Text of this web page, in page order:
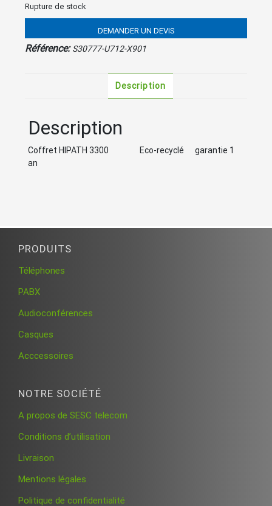
Rupture de stock
DEMANDER UN DEVIS
Référence:S30777-U712-X901
Description
Description
Coffret HIPATH 3300 Eco-recyclé garantie 1
an
PRODUITS
Téléphones
PABX
Audioconférences
Casques
Acccessoires
NOTRE SOCIÉTÉ
A propos de SESC telecom
Conditions d’utilisation
Livraison
Mentions légales
Politique de confidentialité